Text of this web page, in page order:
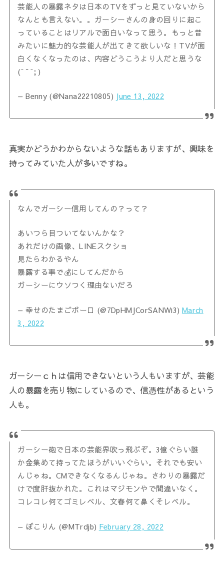
芸能人の暴露ネタは日本のTVをずっと見ていないから
なんとも言えない。。ガーシーさんの身の回りに起こ
っていることはリアルで面白いなって思う。もっと昔
みたいに魅力的な芸能人が出てきて欲しいな！TVが面
白くなくなったのは、内容どうこうより人だと思うな
(ˉ ˘ ˉ; )
— Benny (@Nana22210805) June 13, 2022
真実かどうかわからないような話もありますが、興味を
持ってみていた人が多いですね。
なんでガーシー信用してんの？って？
あいつら目ついてないんかな？
あれだけの画像、LINEスクショ
見たらわかるやん
暴露する事で💰にしてんだから
ガーシーにウソつく理由ないだろ
— 幸せのたまごボーロ (@7DpHMJCorSANWi3) March
3, 2022
ガーシーｃｈは信用できないという人もいますが、芸能
人の暴露を売り物にしているので、信憑性があるという
人も。
ガーシー砲で日本の芸能界吹っ飛ぶぞ。3億ぐらい誰
か金集めて持ってたほうがいいぐらい。それでも安い
んじゃね。CMできなくなるんじゃね。さわりの暴露だ
けで度肝抜かれた。これはマジモンやで間違いなく。
コレコレ何てゴミレベル、文春何て鼻くそレベル。
— ぼこりん (@MTrdjb) February 28, 2022